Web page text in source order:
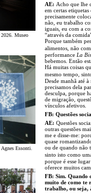
, 2026. Museo
, Agnes Essonti.
AE: Acho que lhe
em certas
precisamente
não, eu trabalho
iguais, eu com a
“através da
Porque também
alimentos, não
performance La
bebemos. Então
Há muitas coisas
mesmo tempo,
Desde manhã até
precisamos dela
desculpa, porque
de migração,
vínculos afetivos.
FB: Questões
AE: Questões
outras questões
me e disse-me:
quase
ou de quando não
sinto isto como
porque é esse
oferece muitos
FB: Sim. Quando
muito de como te
trabalho, ou seja,